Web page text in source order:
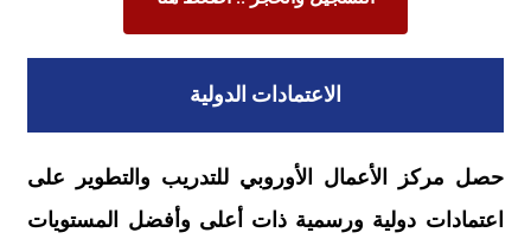
الاعتمادات الدولية
حصل مركز الأعمال الأوروبي للتدريب والتطوير على
اعتمادات دولية ورسمية ذات أعلى وأفضل المستويات